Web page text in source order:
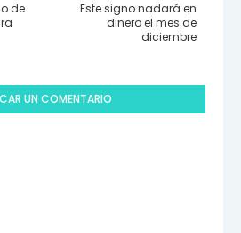
Este signo nadará en
dinero el mes de
diciembre
de
UN COMENTARIO